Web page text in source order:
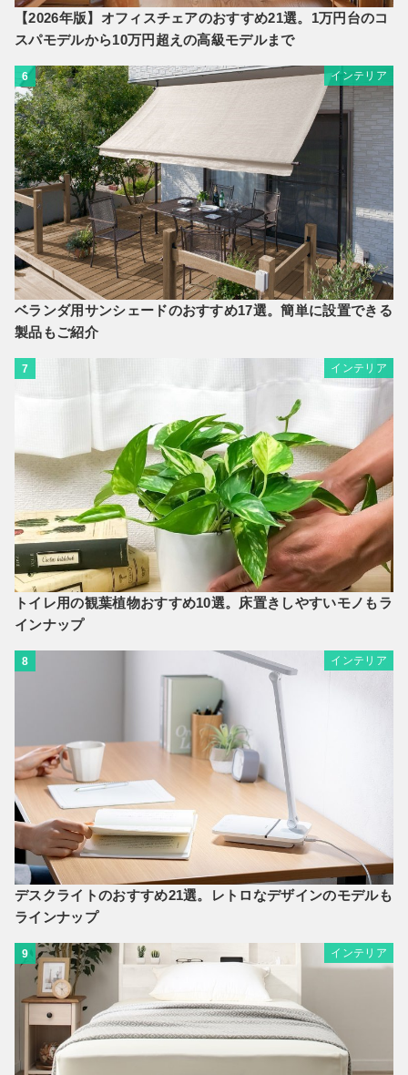
【2026年版】オフィスチェアのおすすめ21選。1万円台のコ
スパモデルから10万円超えの高級モデルまで
6 インテリア
ベランダ用サンシェードのおすすめ17選。簡単に設置できる
製品もご紹介
7 インテリア
トイレ用の観葉植物おすすめ10選。床置きしやすいモノもラ
インナップ
8 インテリア
デスクライトのおすすめ21選。レトロなデザインのモデルも
ラインナップ
9 インテリア